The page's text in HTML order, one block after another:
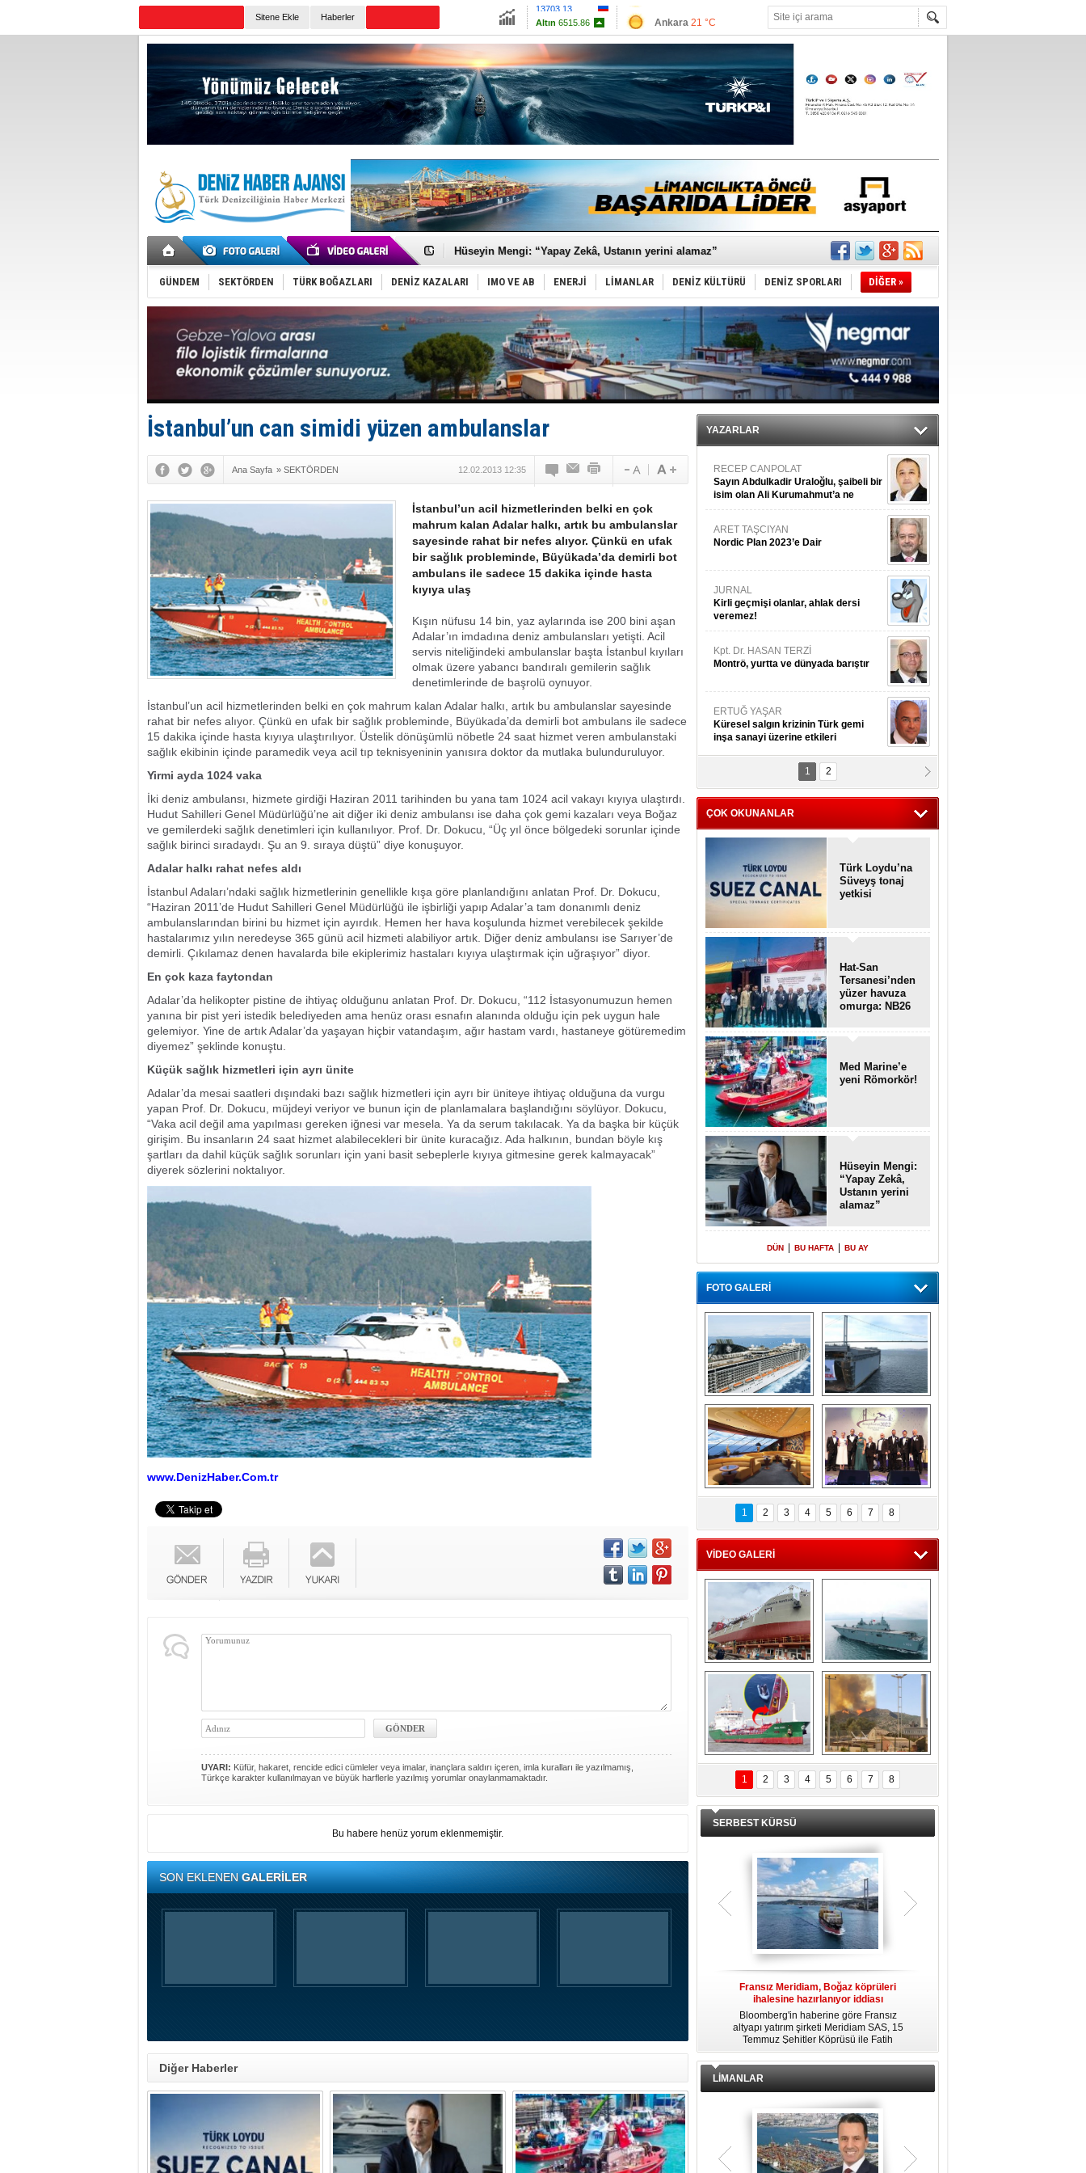
Sitene Ekle Haberler
Euro55.0735
Ankara 21 °C
Antalya23 °C
Muğla 21 °C
Çanakkale 24 °C
Dünyanın en tehlikeli yosunu: Yüz binlerce canlıyı öldürmüş
Hüseyin Mengi: “Yapay Zekâ, Ustanın yerini alamaz”
Hat-San Tersanesi’nden yüzer havuza omurga: NB26
Med Marine’e yeni Römorkör!
KOSDER’den Karadeniz için ‘Çağrı’!
Kalyoncu’dan ‘Sefer’ kararı!
Tekne, su aldı: 100 yolcu, tahliye edildi
Bacasında yangın çıkan Tanker, demirletildi
Dışişleri Bakanlığı'ndan açıklama: "Takipteyiz"
Depo ve tekneler, alevlere teslim oldu
Kruvaziyer Şirketleri işte buralara ‘Yatırım’ yapıyor
SES Yachts’tan EPOQ 36!
Denizlerin dibinde 8 bin 500 gemi petrol sızıntısı riskiyle çürüyor
GÜNDEM SEKTÖRDEN TÜRK BOĞAZLARI DENİZ KAZALARI IMO VE AB ENERJİ LİMANLAR DENİZ KÜLTÜRÜ DENİZ SPORLARI DİĞER »
İstanbul’un can simidi yüzen ambulanslar
Ana Sayfa » SEKTÖRDEN 12.02.2013 12:35
İstanbul’un acil hizmetlerinden belki en çok
mahrum kalan Adalar halkı, artık bu ambulanslar
sayesinde rahat bir nefes alıyor. Çünkü en ufak
bir sağlık probleminde, Büyükada’da demirli bot
ambulans ile sadece 15 dakika içinde hasta
kıyıya ulaş
Kışın nüfusu 14 bin, yaz aylarında ise 200 bini aşan
Adalar’ın imdadına deniz ambulansları yetişti. Acil
servis niteliğindeki ambulanslar başta İstanbul kıyıları
olmak üzere yabancı bandıralı gemilerin sağlık
denetimlerinde de başrolü oynuyor.
İstanbul’un acil hizmetlerinden belki en çok mahrum kalan Adalar halkı, artık bu ambulanslar sayesinde
rahat bir nefes alıyor. Çünkü en ufak bir sağlık probleminde, Büyükada’da demirli bot ambulans ile sadece
15 dakika içinde hasta kıyıya ulaştırılıyor. Üstelik dönüşümlü nöbetle 24 saat hizmet veren ambulanstaki
sağlık ekibinin içinde paramedik veya acil tıp teknisyeninin yanısıra doktor da mutlaka bulunduruluyor.
Yirmi ayda 1024 vaka
İki deniz ambulansı, hizmete girdiği Haziran 2011 tarihinden bu yana tam 1024 acil vakayı kıyıya ulaştırdı.
Hudut Sahilleri Genel Müdürlüğü’ne ait diğer iki deniz ambulansı ise daha çok gemi kazaları veya Boğaz
ve gemilerdeki sağlık denetimleri için kullanılıyor. Prof. Dr. Dokucu, “Üç yıl önce bölgedeki sorunlar içinde
sağlık birinci sıradaydı. Şu an 9. sıraya düştü” diye konuşuyor.
Adalar halkı rahat nefes aldı
İstanbul Adaları’ndaki sağlık hizmetlerinin genellikle kışa göre planlandığını anlatan Prof. Dr. Dokucu,
“Haziran 2011’de Hudut Sahilleri Genel Müdürlüğü ile işbirliği yapıp Adalar’a tam donanımlı deniz
ambulanslarından birini bu hizmet için ayırdık. Hemen her hava koşulunda hizmet verebilecek şekilde
hastalarımız yılın neredeyse 365 günü acil hizmeti alabiliyor artık. Diğer deniz ambulansı ise Sarıyer’de
demirli. Çıkılamaz denen havalarda bile ekiplerimiz hastaları kıyıya ulaştırmak için uğraşıyor” diyor.
En çok kaza faytondan
Adalar’da helikopter pistine de ihtiyaç olduğunu anlatan Prof. Dr. Dokucu, “112 İstasyonumuzun hemen
yanına bir pist yeri istedik belediyeden ama henüz orası esnafın alanında olduğu için pek uygun hale
gelemiyor. Yine de artık Adalar’da yaşayan hiçbir vatandaşım, ağır hastam vardı, hastaneye götüremedim
diyemez” şeklinde konuştu.
Küçük sağlık hizmetleri için ayrı ünite
Adalar’da mesai saatleri dışındaki bazı sağlık hizmetleri için ayrı bir üniteye ihtiyaç olduğuna da vurgu
yapan Prof. Dr. Dokucu, müjdeyi veriyor ve bunun için de planlamalara başlandığını söylüyor. Dokucu,
“Vaka acil değil ama yapılması gereken iğnesi var mesela. Ya da serum takılacak. Ya da başka bir küçük
girişim. Bu insanların 24 saat hizmet alabilecekleri bir ünite kuracağız. Ada halkının, bundan böyle kış
şartları da dahil küçük sağlık sorunları için yani basit sebeplerle kıyıya gitmesine gerek kalmayacak”
diyerek sözlerini noktalıyor.
www.DenizHaber.Com.tr
UYARI: Küfür, hakaret, rencide edici cümleler veya imalar, inançlara saldırı içeren, imla kuralları ile yazılmamış,
Türkçe karakter kullanılmayan ve büyük harflerle yazılmış yorumlar onaylanmamaktadır.
Bu habere henüz yorum eklenmemiştir.
SON EKLENENGALERİLER
Diğer Haberler
YAZARLAR
RECEP CANPOLAT
Sayın Abdulkadir Uraloğlu, şaibeli bir
isim olan Ali Kurumahmut’a ne
danışıyorsunuz?
ARET TAŞCIYAN
Nordic Plan 2023’e Dair
JURNAL
Kirli geçmişi olanlar, ahlak dersi
veremez!
Kpt. Dr. HASAN TERZİ
Montrö, yurtta ve dünyada barıştır
ERTUĞ YAŞAR
Küresel salgın krizinin Türk gemi
inşa sanayi üzerine etkileri
Kpt. MESUT AZMİ GÖKSOY
ithafen...
1 2
ÇOK OKUNANLAR
Türk Loydu’na
Süveyş tonaj
yetkisi
Hat-San
Tersanesi’nden
yüzer havuza
omurga: NB26
Med Marine’e
yeni Römorkör!
Hüseyin Mengi:
“Yapay Zekâ,
Ustanın yerini
alamaz”
DÜN BU HAFTA BU AY
FOTO GALERİ
“Gemi içinde gemi”
konsepti ile MSC
Splendida
Dünyada tek!
Denizaltı yüzer
havuzu intikal
seyrine başladı
MSC'den 55 milyon
euroluk turizm geliri
müjdesi
5. Bosphorus Ship
Brokers Dinner,
İstanbul’da yapıldı
1 2 3 4 5 6 7 8
VİDEO GALERİ
Çeksan Tersanesi,
Başaran Bayrak
tankerini suya
indirdi
TCG Anadolu,
tersane teknik
seyrini tamamladı
Göçmenlerin
imdadına Türk
sahipli MINA DENIZ
yetişti
Milas’taki yangın
yeniden termik
santrallere doğru
ilerliyor
1 2 3 4 5 6 7 8
SERBEST KÜRSÜ
Fransız Meridiam, Boğaz köprüleri
ihalesine hazırlanıyor iddiası
Bloomberg'in haberine göre Fransız
altyapı yatırım şirketi Meridiam SAS, 15
Temmuz Şehitler Köprüsü ile Fatih
Sultan Mehmet Köprüsü'nün
özelleştirilmesine yönelik ihaleyle
zamanda kendi yat limanı, helikopter
pisti ve seçkin villaları da içeren koca
LİMANLAR